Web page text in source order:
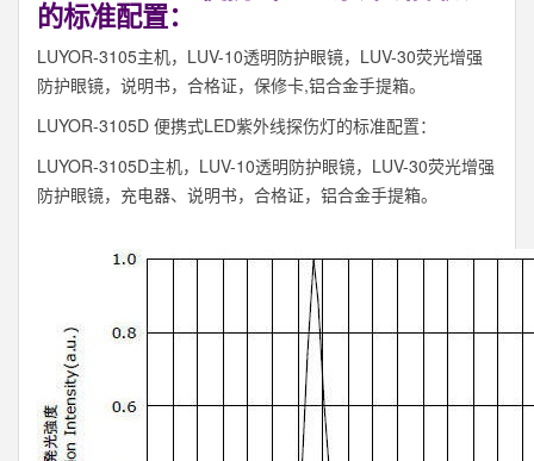
的标准配置：
LUYOR-3105主机，LUV-10透明防护眼镜，LUV-30荧光增强
防护眼镜，说明书，合格证，保修卡,铝合金手提箱。
LUYOR-3105D 便携式LED紫外线探伤灯的标准配置：
LUYOR-3105D主机，LUV-10透明防护眼镜，LUV-30荧光增强
防护眼镜，充电器、说明书，合格证，铝合金手提箱。